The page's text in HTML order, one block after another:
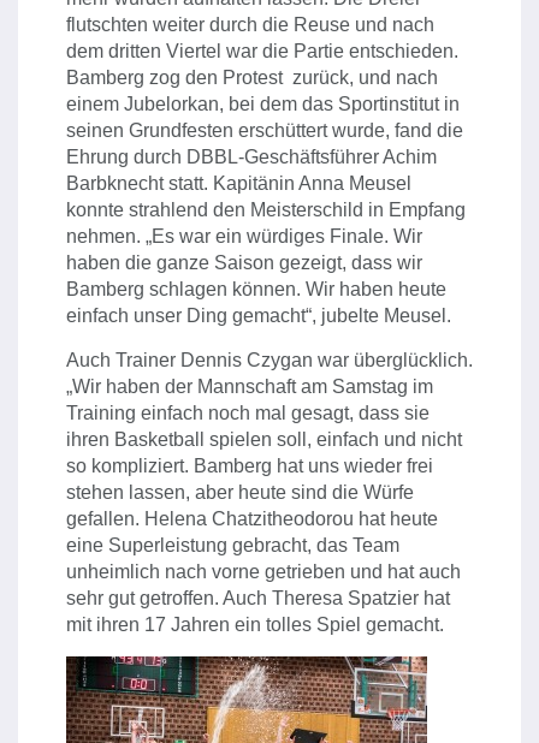
flutschten weiter durch die Reuse und nach
dem dritten Viertel war die Partie entschieden.
Bamberg zog den Protest zurück, und nach
einem Jubelorkan, bei dem das Sportinstitut in
seinen Grundfesten erschüttert wurde, fand die
Ehrung durch DBBL-Geschäftsführer Achim
Barbknecht statt. Kapitänin Anna Meusel
konnte strahlend den Meisterschild in Empfang
nehmen. „Es war ein würdiges Finale. Wir
haben die ganze Saison gezeigt, dass wir
Bamberg schlagen können. Wir haben heute
einfach unser Ding gemacht“, jubelte Meusel.
Auch Trainer Dennis Czygan war überglücklich.
„Wir haben der Mannschaft am Samstag im
Training einfach noch mal gesagt, dass sie
ihren Basketball spielen soll, einfach und nicht
so kompliziert. Bamberg hat uns wieder frei
stehen lassen, aber heute sind die Würfe
gefallen. Helena Chatzitheodorou hat heute
eine Superleistung gebracht, das Team
unheimlich nach vorne getrieben und hat auch
sehr gut getroffen. Auch Theresa Spatzier hat
mit ihren 17 Jahren ein tolles Spiel gemacht.